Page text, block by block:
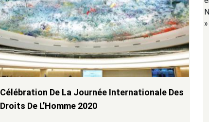
Célébration De La Journée Internationale Des
Droits De L’Homme 2020